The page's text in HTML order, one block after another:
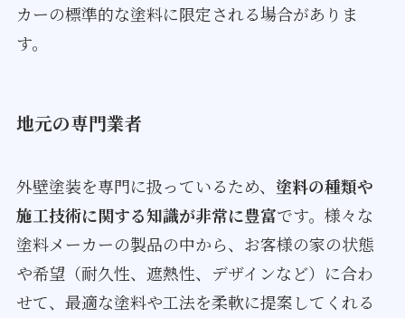
カーの標準的な塗料に限定される場合がありま
す。
地元の専門業者
外壁塗装を専門に扱っているため、 塗料の種類や
施工技術に関する知識が非常に豊富です。様々な
塗料メーカーの製品の中から、お客様の家の状態
や希望（耐久性、遮熱性、デザインなど）に合わ
せて、最適な塗料や工法を柔軟に提案してくれる